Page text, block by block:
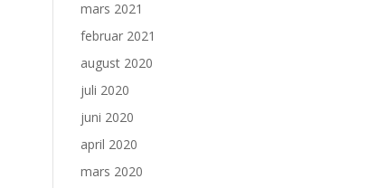
mars 2021
februar 2021
august 2020
juli 2020
juni 2020
april 2020
mars 2020